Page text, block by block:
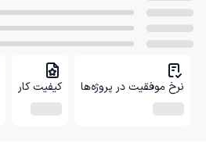
نرخ موفقیت در پروژه‌ها کیفیت کار